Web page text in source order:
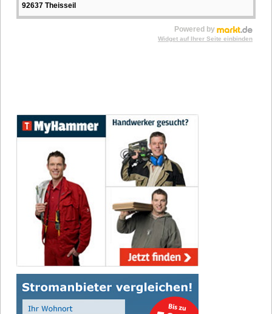
92637 Theisseil
Powered by
Widget auf Ihrer Seite einbinden